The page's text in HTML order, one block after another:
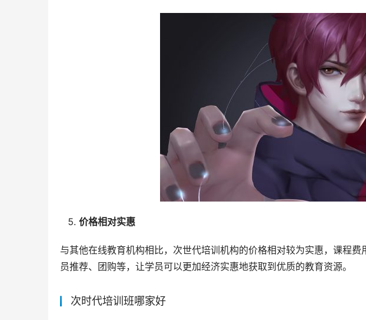
价格相对实惠
与其他在线教育机构相比，次世代培训机构的价格相对较为实惠，课程
员推荐、团购等，让学员可以更加经济实惠地获取到优质的教育资源。
次时代培训班哪家好